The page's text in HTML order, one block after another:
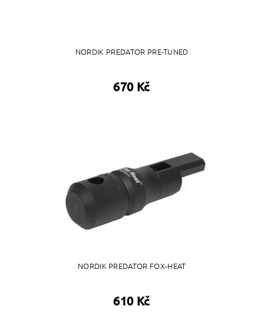
NORDIK PREDATOR PRE-TUNED
670 Kč
NORDIK PREDATOR FOX-HEAT
610 Kč